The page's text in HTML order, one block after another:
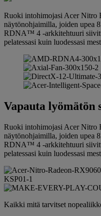
Ruoki intohimojasi Acer Nitro
näytönohjaimilla, joiden upea
RDNA™ 4 -arkkitehtuuri
pelatessasi kuin luodessasi
Vapauta lyömätön
Ruoki intohimojasi Acer Nitro
näytönohjaimilla, joiden upea
RDNA™ 4 -arkkitehtuuri
pelatessasi kuin luodessasi
Kaikki mitä tarvitset